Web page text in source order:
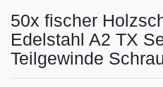
50x fischer
Edelstahl A2 TX
Teilgewinde